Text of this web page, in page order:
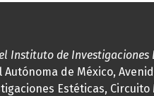
Instituto de Investigaciones
Autónoma de México,
Estéticas, Circuito